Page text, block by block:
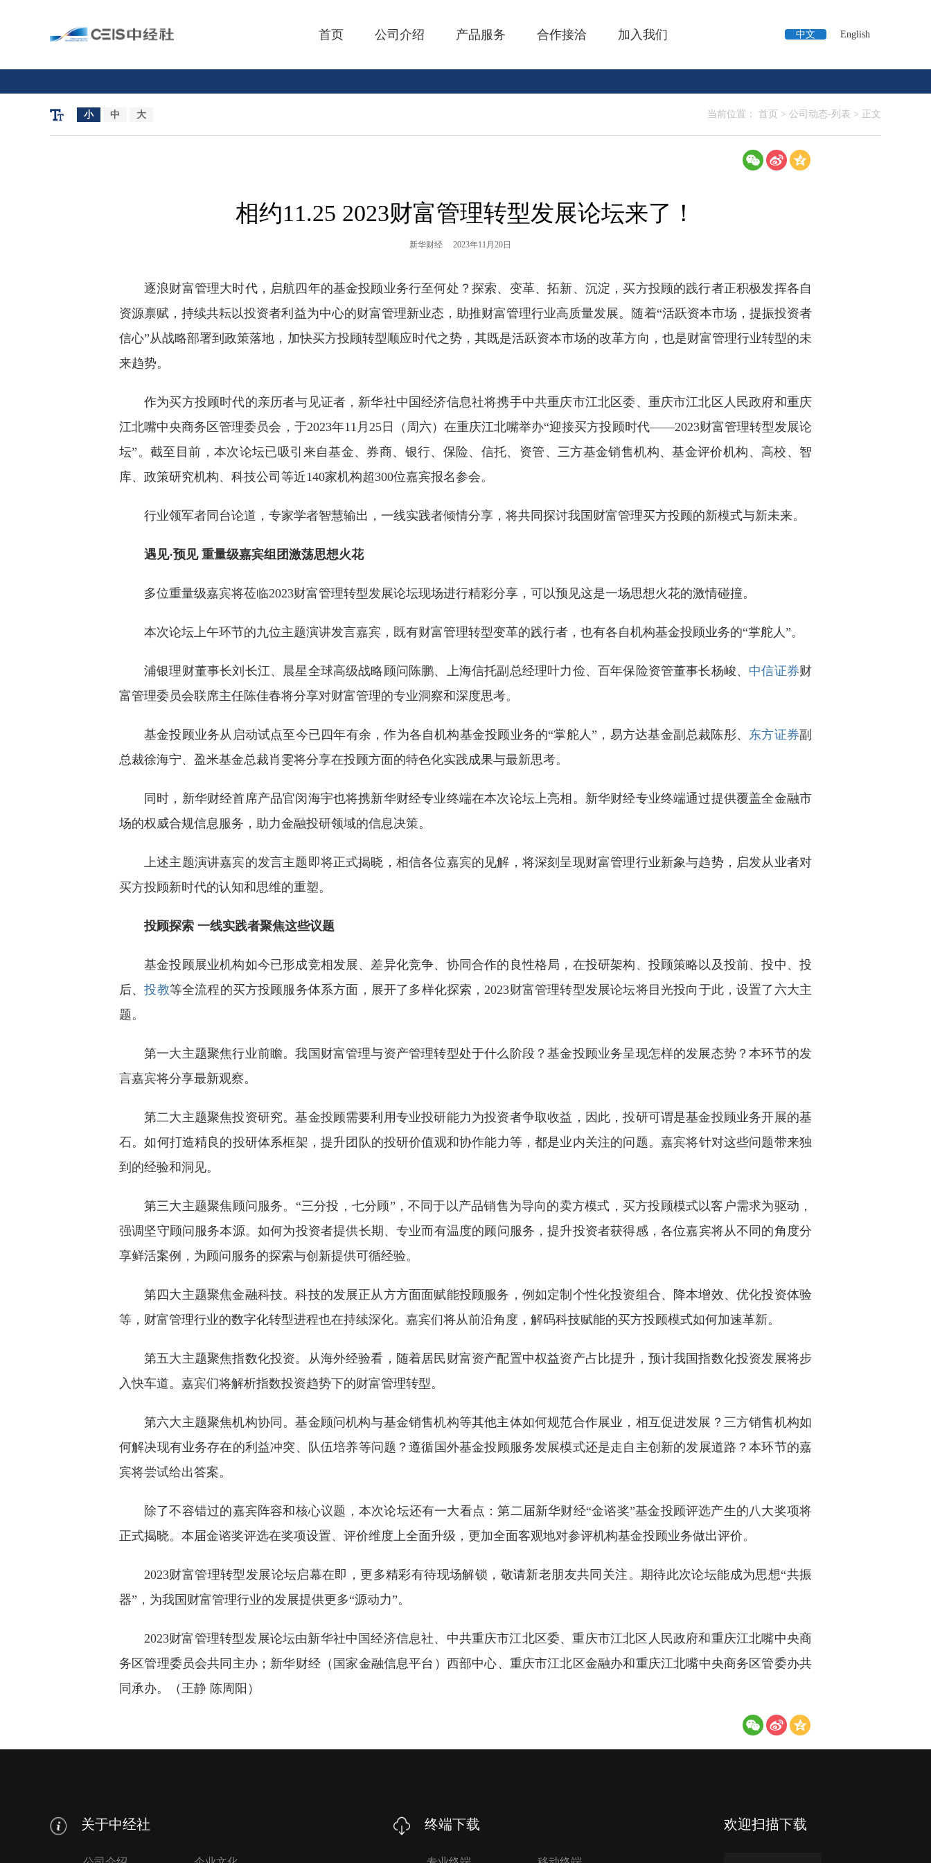
首页 公司介绍 产品服务 合作接洽 加入我们 中文 English
当前位置： 首页 > 公司动态-列表 > 正文
小 中 大
相约11.25 2023财富管理转型发展论坛来了！
新华财经 2023年11月20日
逐浪财富管理大时代，启航四年的基金投顾业务行至何处？探索、变革、拓新、沉淀，买方投顾的践行者正积极发挥各自
资源禀赋，持续共耘以投资者利益为中心的财富管理新业态，助推财富管理行业高质量发展。随着“活跃资本市场，提振投资者
信心”从战略部署到政策落地，加快买方投顾转型顺应时代之势，其既是活跃资本市场的改革方向，也是财富管理行业转型的未
来趋势。
作为买方投顾时代的亲历者与见证者，新华社中国经济信息社将携手中共重庆市江北区委、重庆市江北区人民政府和重庆
江北嘴中央商务区管理委员会，于2023年11月25日（周六）在重庆江北嘴举办“迎接买方投顾时代——2023财富管理转型发展论
坛”。截至目前，本次论坛已吸引来自基金、券商、银行、保险、信托、资管、三方基金销售机构、基金评价机构、高校、智
库、政策研究机构、科技公司等近140家机构超300位嘉宾报名参会。
行业领军者同台论道，专家学者智慧输出，一线实践者倾情分享，将共同探讨我国财富管理买方投顾的新模式与新未来。
遇见·预见 重量级嘉宾组团激荡思想火花
多位重量级嘉宾将莅临2023财富管理转型发展论坛现场进行精彩分享，可以预见这是一场思想火花的激情碰撞。
本次论坛上午环节的九位主题演讲发言嘉宾，既有财富管理转型变革的践行者，也有各自机构基金投顾业务的“掌舵人”。
浦银理财董事长刘长江、晨星全球高级战略顾问陈鹏、上海信托副总经理叶力俭、百年保险资管董事长杨峻、 中信证券财
富管理委员会联席主任陈佳春将分享对财富管理的专业洞察和深度思考。
基金投顾业务从启动试点至今已四年有余，作为各自机构基金投顾业务的“掌舵人”，易方达基金副总裁陈彤、 东方证券副
总裁徐海宁、盈米基金总裁肖雯将分享在投顾方面的特色化实践成果与最新思考。
同时，新华财经首席产品官闵海宇也将携新华财经专业终端在本次论坛上亮相。新华财经专业终端通过提供覆盖全金融市
场的权威合规信息服务，助力金融投研领域的信息决策。
上述主题演讲嘉宾的发言主题即将正式揭晓，相信各位嘉宾的见解，将深刻呈现财富管理行业新象与趋势，启发从业者对
买方投顾新时代的认知和思维的重塑。
投顾探索 一线实践者聚焦这些议题
基金投顾展业机构如今已形成竞相发展、差异化竞争、协同合作的良性格局，在投研架构、投顾策略以及投前、投中、投
后、投教等全流程的买方投顾服务体系方面，展开了多样化探索，2023财富管理转型发展论坛将目光投向于此，设置了六大主
题。
第一大主题聚焦行业前瞻。我国财富管理与资产管理转型处于什么阶段？基金投顾业务呈现怎样的发展态势？本环节的发
言嘉宾将分享最新观察。
第二大主题聚焦投资研究。基金投顾需要利用专业投研能力为投资者争取收益，因此，投研可谓是基金投顾业务开展的基
石。如何打造精良的投研体系框架，提升团队的投研价值观和协作能力等，都是业内关注的问题。嘉宾将针对这些问题带来独
到的经验和洞见。
第三大主题聚焦顾问服务。“三分投，七分顾”，不同于以产品销售为导向的卖方模式，买方投顾模式以客户需求为驱动，
强调坚守顾问服务本源。如何为投资者提供长期、专业而有温度的顾问服务，提升投资者获得感，各位嘉宾将从不同的角度分
享鲜活案例，为顾问服务的探索与创新提供可循经验。
第四大主题聚焦金融科技。科技的发展正从方方面面赋能投顾服务，例如定制个性化投资组合、降本增效、优化投资体验
等，财富管理行业的数字化转型进程也在持续深化。嘉宾们将从前沿角度，解码科技赋能的买方投顾模式如何加速革新。
第五大主题聚焦指数化投资。从海外经验看，随着居民财富资产配置中权益资产占比提升，预计我国指数化投资发展将步
入快车道。嘉宾们将解析指数投资趋势下的财富管理转型。
第六大主题聚焦机构协同。基金顾问机构与基金销售机构等其他主体如何规范合作展业，相互促进发展？三方销售机构如
何解决现有业务存在的利益冲突、队伍培养等问题？遵循国外基金投顾服务发展模式还是走自主创新的发展道路？本环节的嘉
宾将尝试给出答案。
除了不容错过的嘉宾阵容和核心议题，本次论坛还有一大看点：第二届新华财经“金谘奖”基金投顾评选产生的八大奖项将
正式揭晓。本届金谘奖评选在奖项设置、评价维度上全面升级，更加全面客观地对参评机构基金投顾业务做出评价。
2023财富管理转型发展论坛启幕在即，更多精彩有待现场解锁，敬请新老朋友共同关注。期待此次论坛能成为思想“共振
器”，为我国财富管理行业的发展提供更多“源动力”。
2023财富管理转型发展论坛由新华社中国经济信息社、中共重庆市江北区委、重庆市江北区人民政府和重庆江北嘴中央商
务区管理委员会共同主办；新华财经（国家金融信息平台）西部中心、重庆市江北区金融办和重庆江北嘴中央商务区管委办共
同承办。（王静 陈周阳）
关于中经社 终端下载 欢迎扫描下载